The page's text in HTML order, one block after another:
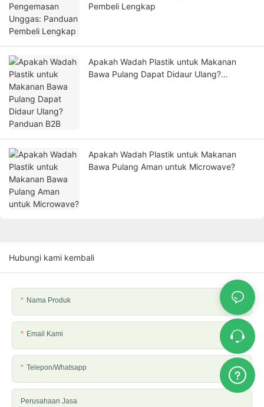
Pembeli Lengkap
Apakah Wadah Plastik untuk Makanan
Bawa Pulang Dapat Didaur Ulang?
Apakah Wadah Plastik untuk Makanan
Bawa Pulang Aman untuk Microwave?
Hubungi kami kembali
Nama Produk
Email Kami
Telepon/whatsapp
Perusahaan Jasa